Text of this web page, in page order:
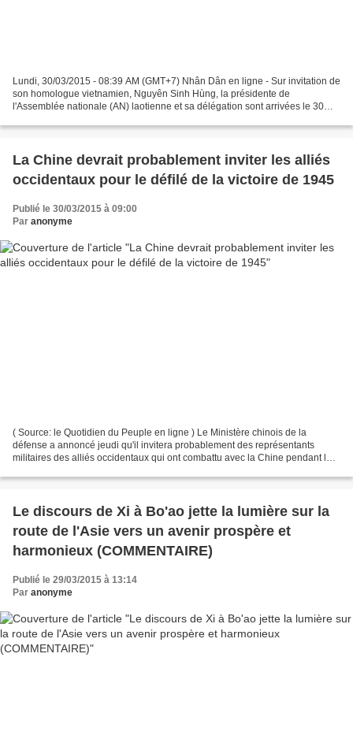
Lundi, 30/03/2015 - 08:39 AM (GMT+7) Nhân Dân en ligne - Sur invitation de
son homologue vietnamien, Nguyên Sinh Hùng, la présidente de
l'Assemblée nationale (AN) laotienne et sa délégation sont arrivées le 30
La Chine devrait probablement inviter les alliés
occidentaux pour le défilé de la victoire de 1945
Publié le 30/03/2015 à 09:00
Par anonyme
( Source: le Quotidien du Peuple en ligne ) Le Ministère chinois de la
défense a annoncé jeudi qu'il invitera probablement des représentants
militaires des alliés occidentaux qui ont combattu avec la Chine pendant la
Le discours de Xi à Bo'ao jette la lumière sur la
route de l'Asie vers un avenir prospère et
harmonieux (COMMENTAIRE)
Publié le 29/03/2015 à 13:14
Par anonyme